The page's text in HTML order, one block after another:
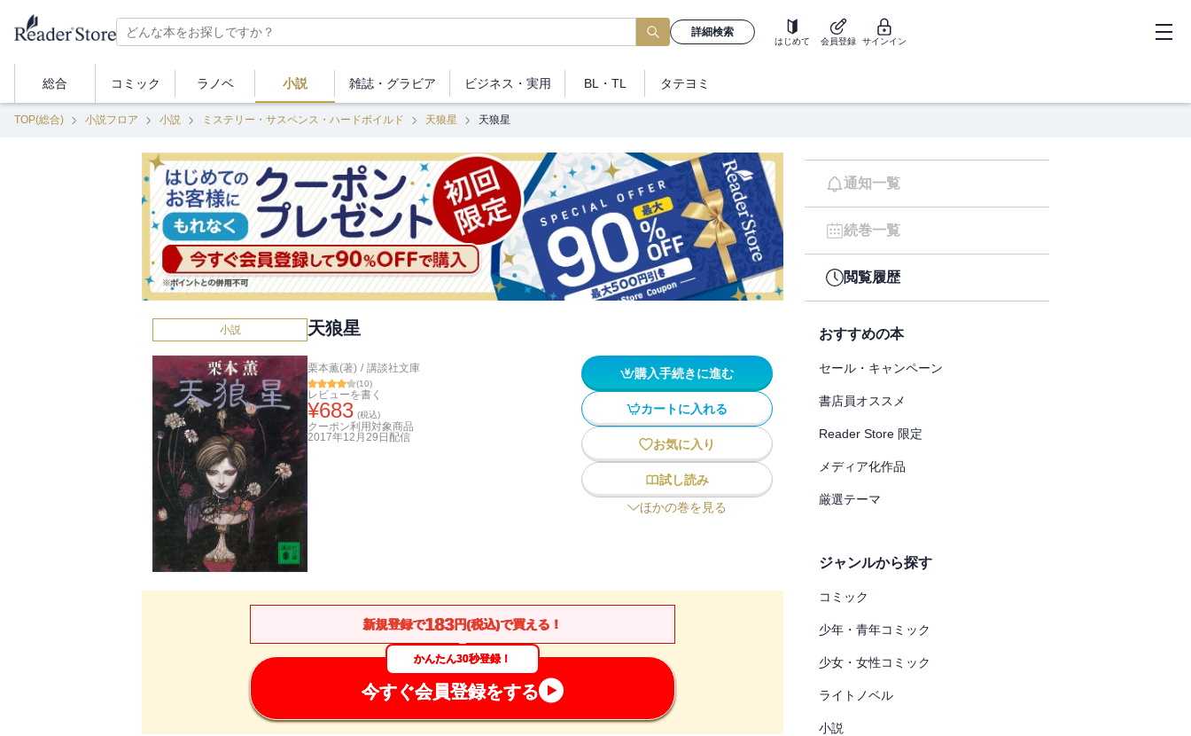
詳細検索
はじめて 会員登録 サインイン
総合 コミック ラノベ 小説 雑誌・ グラビア ビジネス ・実用 BL・TL タテヨミ
TOP(総合) 小説フロア 小説 ミステリー・サスペンス・ハードボイルド 天狼星 天狼星
小説 天狼星
栗本薫(著) / 講談社文庫
(10)
レビューを書く
¥683 (税込)
クーポン利用対象商品
2017年12月29日 配信
購入手続きに進む
カートに入れる
お気に入り
試し読み
ほかの巻を見る
新規登録で183円(税込)で買える！
かんたん30秒登録！
今すぐ会員登録をする
通知一覧
続巻一覧
閲覧履歴
おすすめの本
セール・キャンペーン
書店員オススメ
Reader Store 限定
メディア化作品
厳選テーマ
ジャンルから探す
コミック
少年・青年コミック
少女・女性コミック
ライトノベル
小説